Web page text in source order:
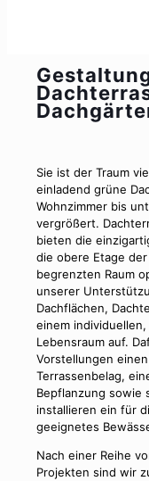
Sie ist der Traum
einladend grüne
Wohnzimmer bis
vergrößert.
bieten die
die obere Etage
begrenzten Raum
unserer
Dachflächen,
einem
Lebensraum auf.
Vorstellungen
Terrassenbelag,
Bepflanzung sowie
installieren ein für
geeignetes
Nach einer Reihe
Projekten sind wir